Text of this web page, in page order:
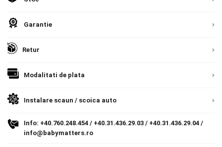
Copyright 2026 BabyMatters
Garantie
Retur
Modalitati de plata
Instalare scaun / scoica auto
Info: +40.760.248.454 / +40.31.436.29.03 / +40.31.436.29.04 /
info@babymatters.ro